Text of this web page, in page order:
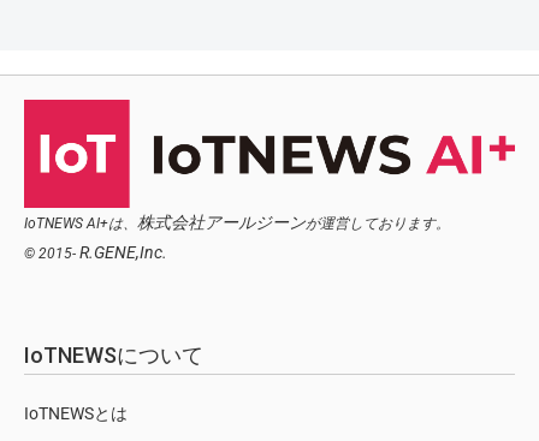
IoTNEWS AI+は、 株式会社アールジーンが運営しております。
© 2015- R.GENE,Inc.
IoTNEWSについて
IoTNEWSとは